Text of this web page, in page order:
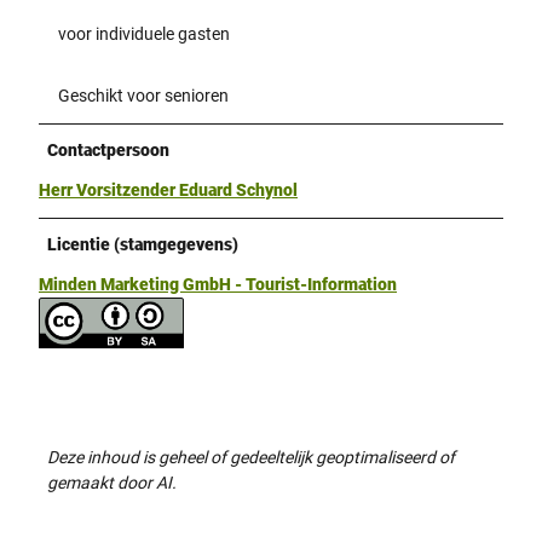
voor individuele gasten
Geschikt voor senioren
Contactpersoon
Herr Vorsitzender Eduard Schynol
Licentie (stamgegevens)
Minden Marketing GmbH - Tourist-Information
Deze inhoud is geheel of gedeeltelijk geoptimaliseerd of
gemaakt door AI.